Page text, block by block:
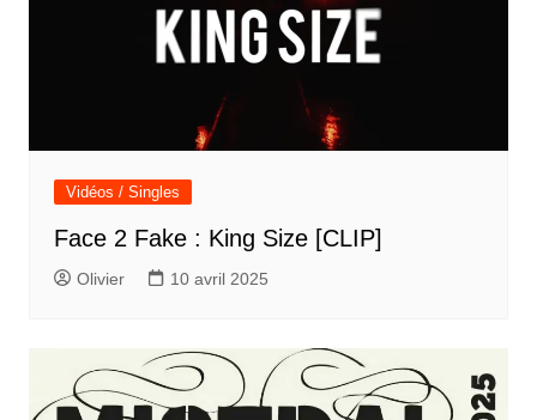
Vidéos / Singles
Face 2 Fake : King Size [CLIP]
Olivier 10 avril 2025